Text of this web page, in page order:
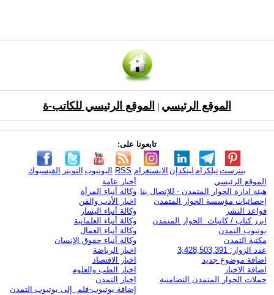
الموقع الرئيسي الموقع الرئيسي للكاتب-ة
تابعونا على:
الفيسبوك التويتر اليوتيوب RSS الانستغرام لينكدإن تيلكرامبنترست
الموقع الرئيسي
هيئة ادارة الحوار المتمدن - للإتصال بنا
إحصائيات مؤسسة الحوار المتمدن
قواعد النشر
ابرز كتاب / كاتبات الحوار المتمدن
يوتيوب التمدن
مكتبة التمدن
عدد الزوار: 3,428,503,391
اضافة موضوع جديد
اضافة الاخبار
حملات الحوار المتمدن التضامنية
أخبار عامة
وكالة أنباء المرأة
اخبار الأدب والفن
وكالة أنباء اليسار
وكالة أنباء العلمانية
وكالة أنباء العمال
وكالة أنباء حقوق الإنسان
اخبار الرياضة
اخبار الاقتصاد
اخبار الطب والعلوم
اخبار التمدن
إضافة يوتيوب-فلم إلى يوتيوب التمدن